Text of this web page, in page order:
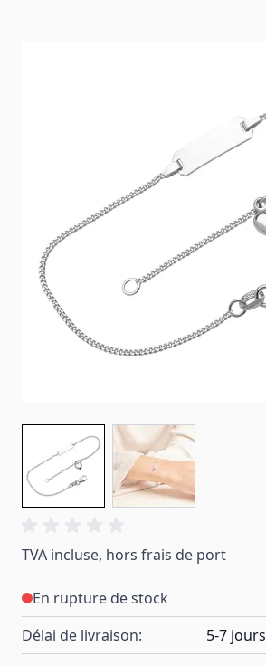
TVA incluse, hors frais de port
En rupture de stock
Délai de livraison:
5-7 jours